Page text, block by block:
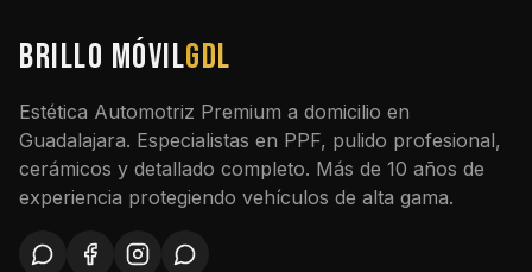
BRILLO MÓVILGDL
Estética Automotriz Premium a domicilio en
Guadalajara. Especialistas en PPF, pulido profesional,
cerámicos y detallado completo. Más de 10 años de
experiencia protegiendo vehículos de alta gama.